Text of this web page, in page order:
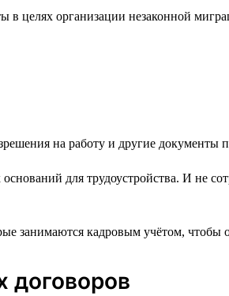
целях организации незаконной
на работу и другие документы
для трудоустройства. И не
занимаются кадровым учётом,
договоров